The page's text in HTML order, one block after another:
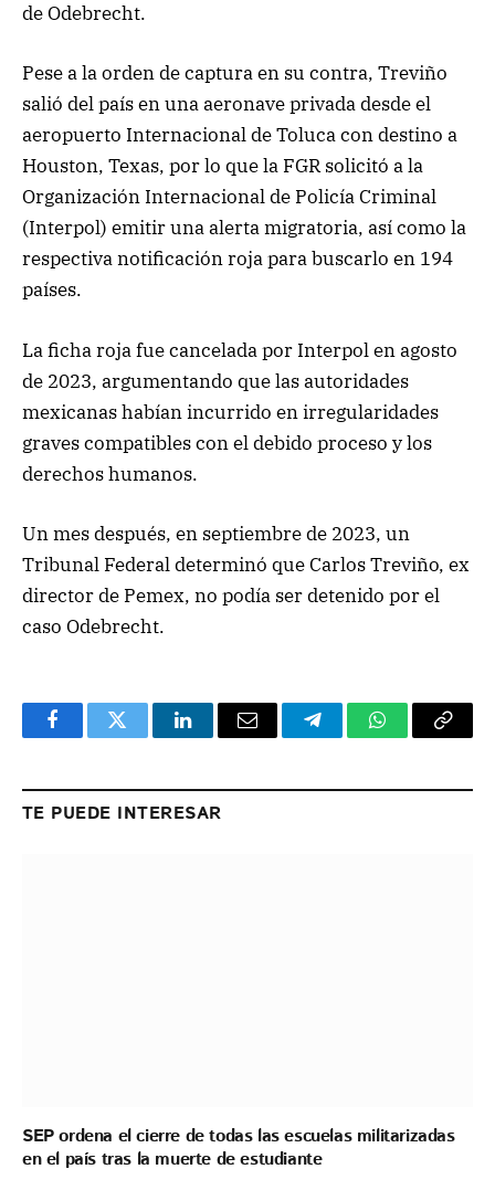
de Odebrecht.
Pese a la orden de captura en su contra, Treviño
salió del país en una aeronave privada desde el
aeropuerto Internacional de Toluca con destino a
Houston, Texas, por lo que la FGR solicitó a la
Organización Internacional de Policía Criminal
(Interpol) emitir una alerta migratoria, así como la
respectiva notificación roja para buscarlo en 194
países.
La ficha roja fue cancelada por Interpol en agosto
de 2023, argumentando que las autoridades
mexicanas habían incurrido en irregularidades
graves compatibles con el debido proceso y los
derechos humanos.
Un mes después, en septiembre de 2023, un
Tribunal Federal determinó que Carlos Treviño, ex
director de Pemex, no podía ser detenido por el
caso Odebrecht.
FacebookTwitter LinkedInEmail TelegramWhatsApp
Copy
TE PUEDE INTERESAR
SEP ordena el cierre de todas las escuelas militarizadas
en el país tras la muerte de estudiante